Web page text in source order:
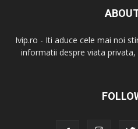
Ivip.ro - Iti aduce cele mai noi
informatii despre viata